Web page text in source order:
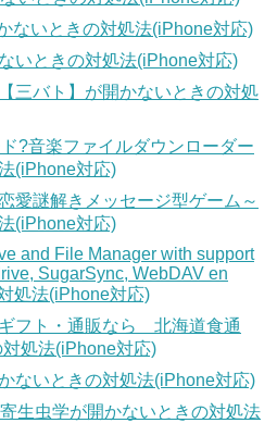
ないときの対処法(iPhone対応)
いときの対処法(iPhone対応)
三バト】が開かないときの対処
?音楽ファイルダウンローダー
(iPhone対応)
愛謎解きメッセージ型ゲーム～
(iPhone対応)
and File Manager with support
SugarSync, WebDAV en
処法(iPhone対応)
フト・通販なら 北海道食通
処法(iPhone対応)
ないときの対処法(iPhone対応)
生虫学が開かないときの対処法